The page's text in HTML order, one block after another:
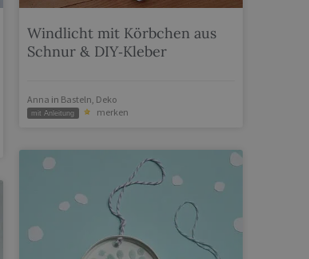
Windlicht mit Körbchen aus
Schnur & DIY‑Kleber
Anna in Basteln Deko
mit Anleitung merken